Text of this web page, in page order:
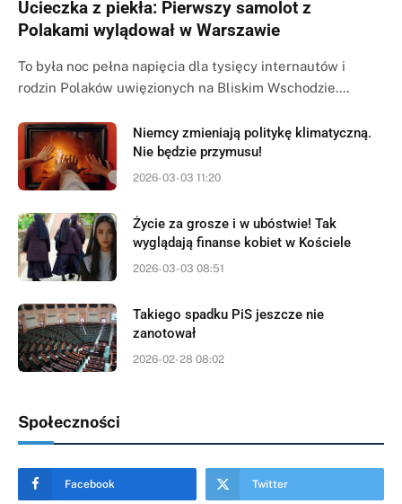
Ucieczka z piekła: Pierwszy samolot z
Polakami wylądował w Warszawie
To była noc pełna napięcia dla tysięcy internautów i
rodzin Polaków uwięzionych na Bliskim Wschodzie.…
Niemcy zmieniają politykę klimatyczną.
Nie będzie przymusu!
2026-03-03 11:20
Życie za grosze i w ubóstwie! Tak
wyglądają finanse kobiet w Kościele
2026-03-03 08:51
Takiego spadku PiS jeszcze nie
zanotował
2026-02-28 08:02
Społeczności
Facebook Twitter